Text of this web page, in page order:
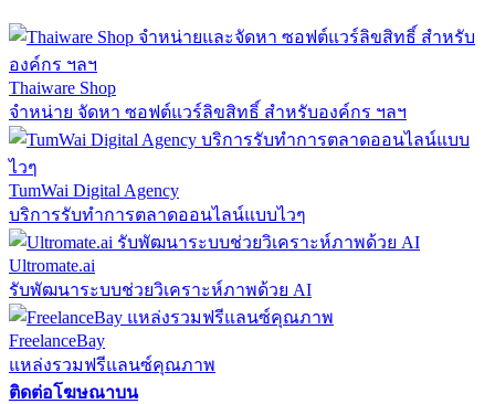
Thaiware Shop
จำหน่าย จัดหา ซอฟต์แวร์ลิขสิทธิ์ สำหรับองค์กร ฯลฯ
TumWai Digital Agency
บริการรับทำการตลาดออนไลน์แบบไวๆ
Ultromate.ai
รับพัฒนาระบบช่วยวิเคราะห์ภาพด้วย AI
FreelanceBay
แหล่งรวมฟรีแลนซ์คุณภาพ
ติดต่อโฆษณาบน